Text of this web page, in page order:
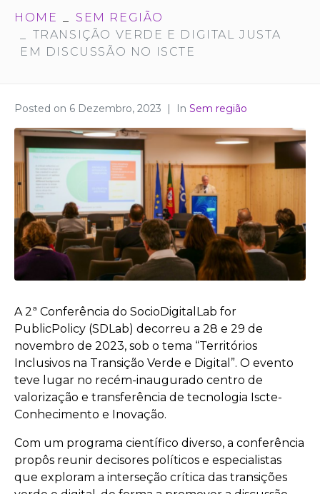
HOME
SEM REGIÃO
TRANSIÇÃO VERDE E DIGITAL JUSTA
EM DISCUSSÃO NO ISCTE
Posted on 6 Dezembro, 2023 In Sem região
A 2ª Conferência do SocioDigitalLab for
PublicPolicy (SDLab) decorreu a 28 e 29 de
novembro de 2023, sob o tema “Territórios
Inclusivos na Transição Verde e Digital”. O evento
teve lugar no recém-inaugurado centro de
valorização e transferência de tecnologia Iscte-
Conhecimento e Inovação.
Com um programa científico diverso, a conferência
propôs reunir decisores políticos e especialistas
que exploram a interseção crítica das transições